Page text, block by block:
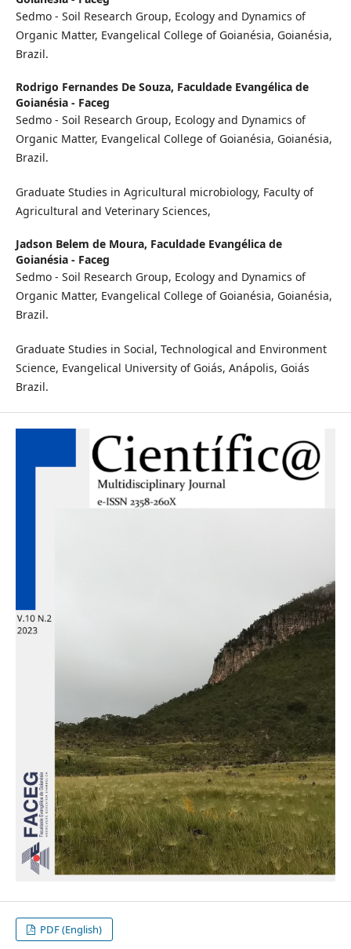
Sedmo - Soil Research Group, Ecology and Dynamics of
Organic Matter, Evangelical College of Goianésia, Goianésia,
Brazil.
Rodrigo Fernandes De Souza, Faculdade Evangélica de
Goianésia - Faceg
Sedmo - Soil Research Group, Ecology and Dynamics of
Organic Matter, Evangelical College of Goianésia, Goianésia,
Brazil.
Graduate Studies in Agricultural microbiology, Faculty of
Agricultural and Veterinary Sciences,
Jadson Belem de Moura, Faculdade Evangélica de
Goianésia - Faceg
Sedmo - Soil Research Group, Ecology and Dynamics of
Organic Matter, Evangelical College of Goianésia, Goianésia,
Brazil.
Graduate Studies in Social, Technological and Environment
Science, Evangelical University of Goiás, Anápolis, Goiás
Brazil.
PDF (English)